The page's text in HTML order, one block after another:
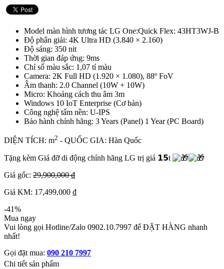
Model màn hình tương tác LG One:Quick Flex: 43HT3WJ-B
Độ phân giải: 4K Ultra HD (3.840 × 2.160)
Độ sáng: 350 nit
Thời gian đáp ứng: 9ms
Chỉ số màu sắc: 1,07 tỉ màu
Camera: 2K Full HD (1.920 × 1.080), 88º FoV
Âm thanh: 2.0 Channel (10W + 10W)
Micro: Khoảng cách thu âm 3m
Windows 10 IoT Enterprise (Cơ bản)
Công nghệ tấm nền: U-IPS
Bảo hành chính hãng: 3 Years (Panel) 1 Year (PC Board)
DIỆN TÍCH: m2 - QUỐC GIA: Hàn Quốc
Tặng kèm Giá đỡ di động chính hãng LG trị giá 𝟭𝟱t
Giá gốc: 29,900,000 ₫
Giá KM: 17,499,000 ₫
-41%
Mua ngay
Vui lòng gọi Hotline/Zalo 0902.10.7997 để ĐẶT HÀNG nhanh
nhất!
Gọi đặt mua: 090 210 7997
Chi tiết sản phẩm